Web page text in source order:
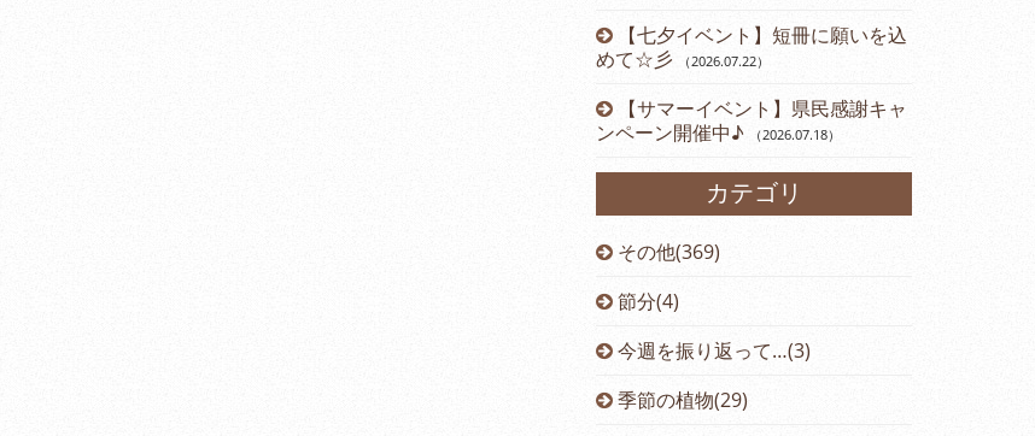
【七夕イベント】短冊に願いを込
めて☆彡
（2026.07.22）
【サマーイベント】県民感謝キャ
ンペーン開催中♪
（2026.07.18）
カテゴリ
その他(369)
節分(4)
今週を振り返って…(3)
季節の植物(29)